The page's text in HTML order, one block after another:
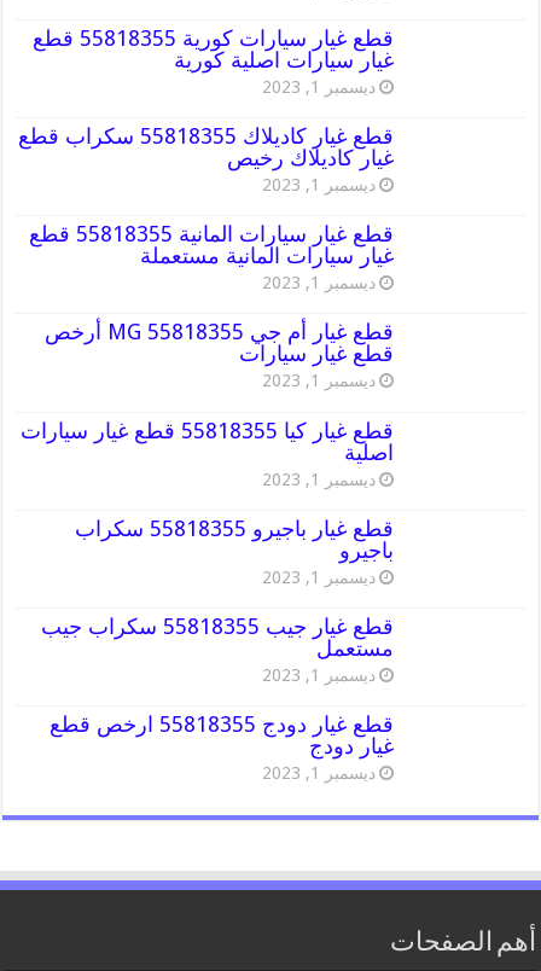
قطع غيار سيارات كورية 55818355 قطع
غيار سيارات اصلية كورية
ديسمبر 1, 2023
قطع غيار كاديلاك 55818355 سكراب قطع
غيار كاديلاك رخيص
ديسمبر 1, 2023
قطع غيار سيارات المانية 55818355 قطع
غيار سيارات المانية مستعملة
ديسمبر 1, 2023
قطع غيار أم جي MG 55818355 أرخص
قطع غيار سيارات
ديسمبر 1, 2023
قطع غيار كيا 55818355 قطع غيار سيارات
اصلية
ديسمبر 1, 2023
قطع غيار باجيرو 55818355 سكراب
باجيرو
ديسمبر 1, 2023
قطع غيار جيب 55818355 سكراب جيب
مستعمل
ديسمبر 1, 2023
قطع غيار دودج 55818355 ارخص قطع
غيار دودج
ديسمبر 1, 2023
أهم الصفحات